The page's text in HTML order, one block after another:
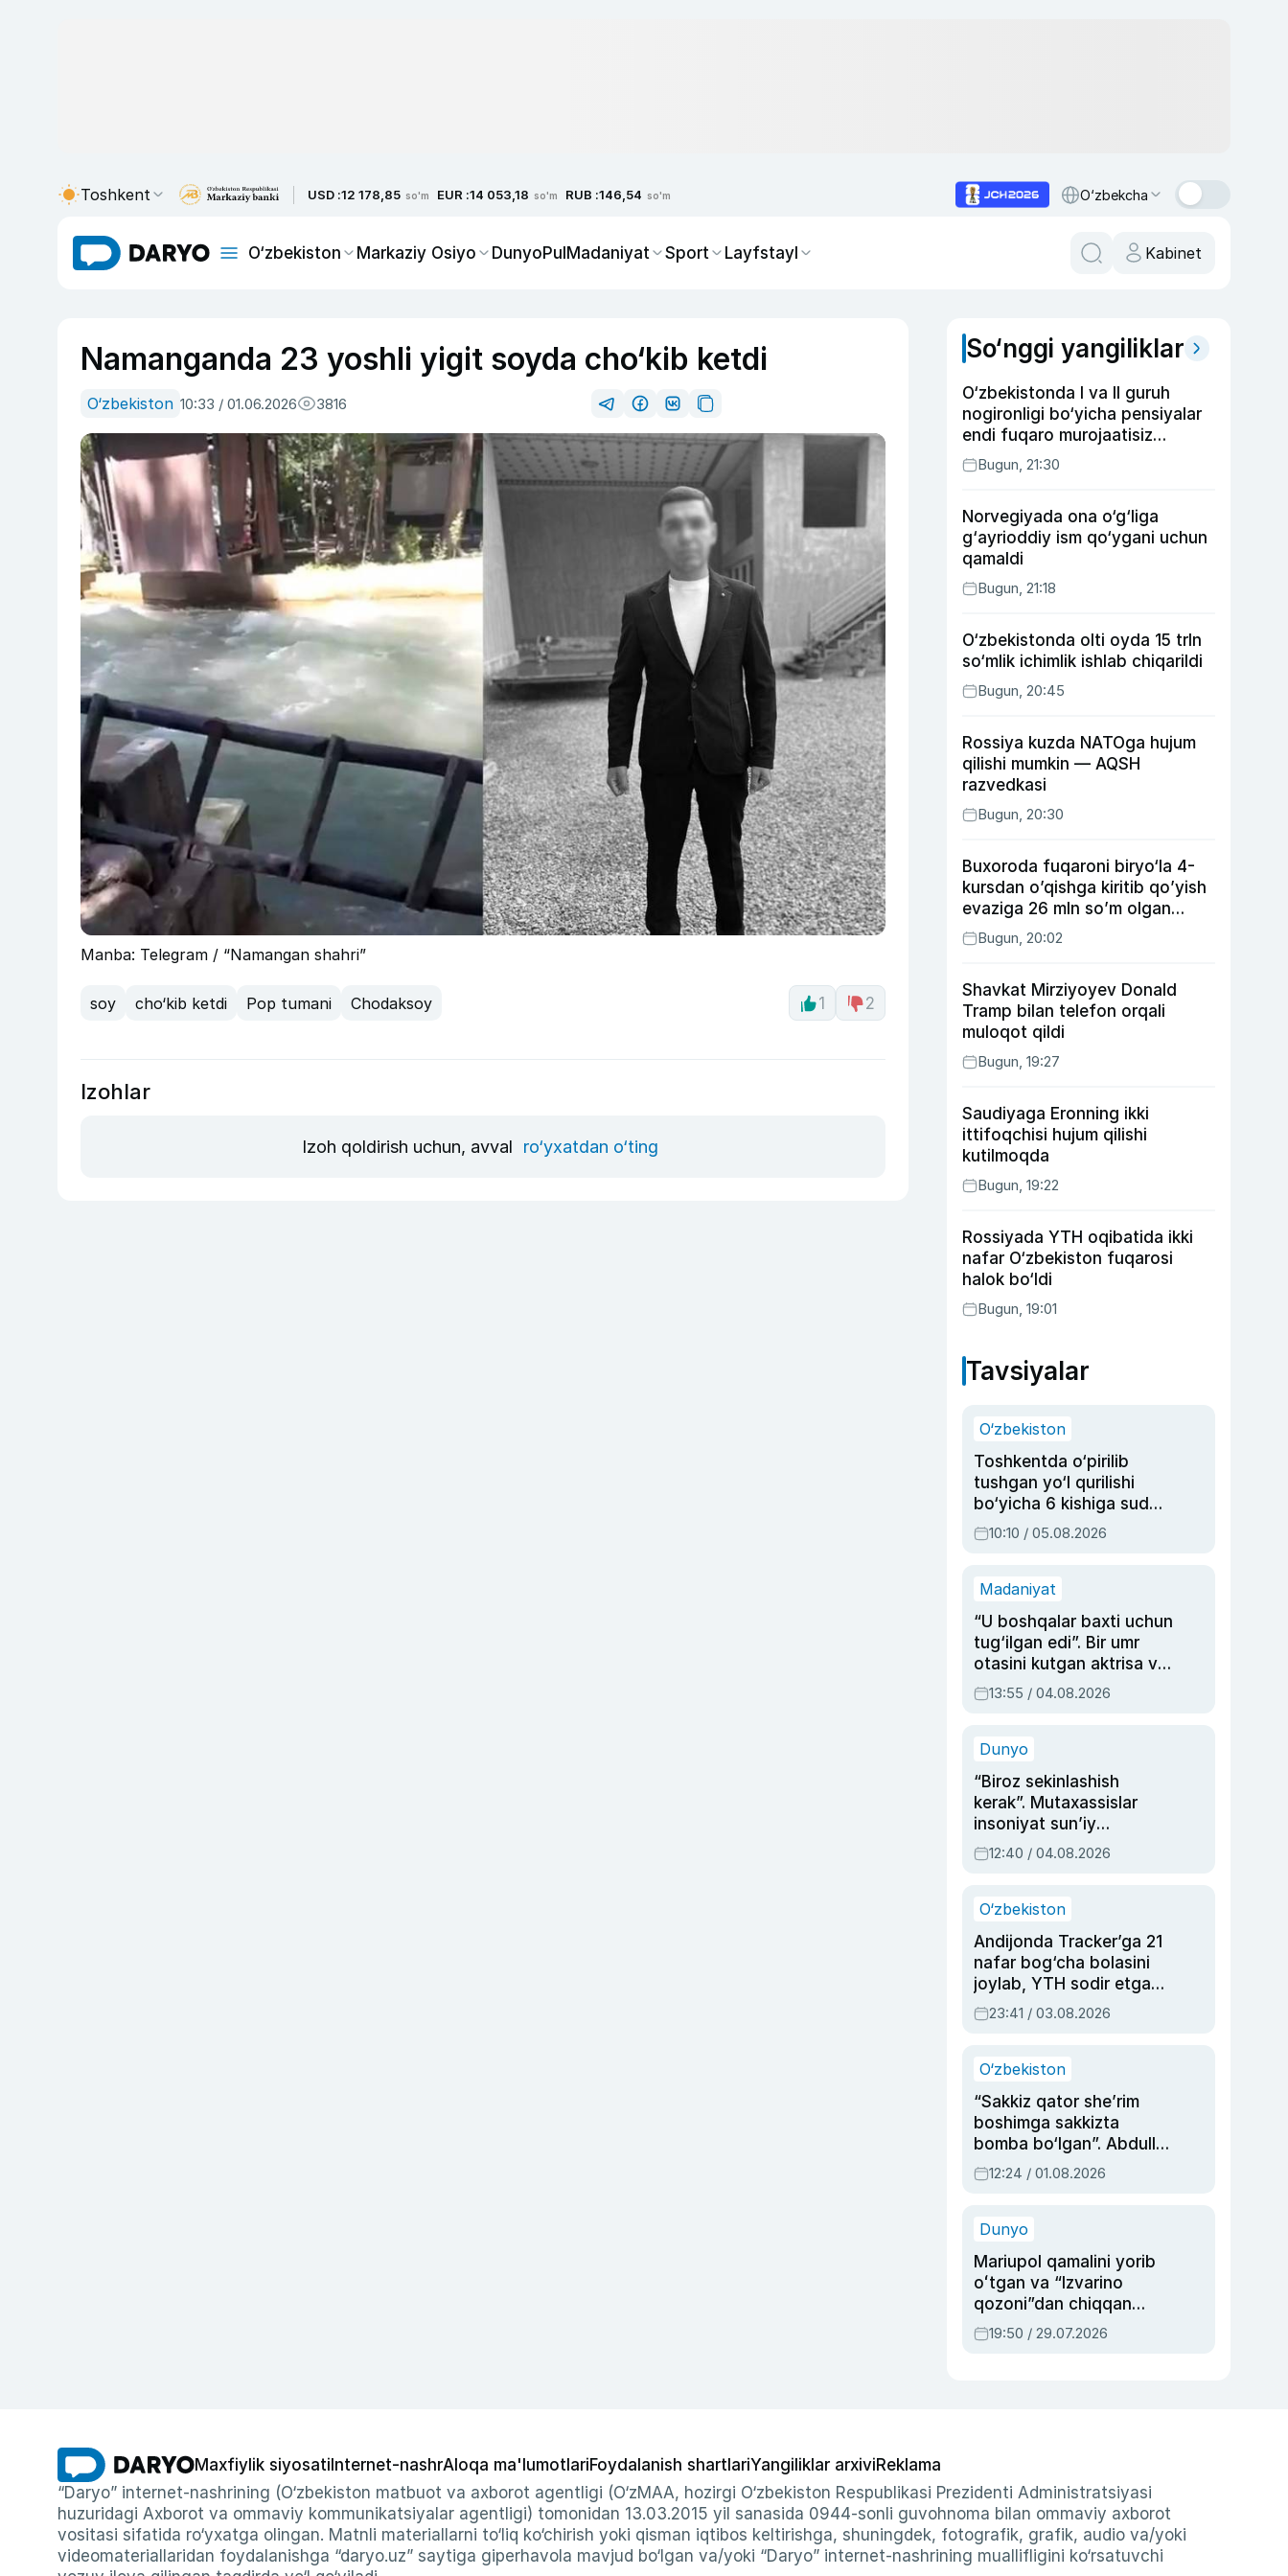
Toshkent USD :12 178,85 so'm EUR :14 053,18 so'm RUB :146,54 so'm O‘zbekcha
O‘zbekiston Markaziy Osiyo DunyoPulMadaniyat Sport Layfstayl Kabinet
Namanganda 23 yoshli yigit soyda cho‘kib ketdi
O‘zbekiston 10:33 / 01.06.2026 3816
Manba: Telegram / “Namangan shahri”
soy cho‘kib ketdi Pop tumani Chodaksoy 1 2
Izohlar
Izoh qoldirish uchun, avval ro‘yxatdan o‘ting
So‘nggi yangiliklar
O‘zbekistonda I va II guruh
nogironligi bo‘yicha pensiyalar
endi fuqaro murojaatisiz
tayinlanishi mumkin
Bugun, 21:30
Norvegiyada ona o‘g‘liga
g‘ayrioddiy ism qo‘ygani uchun
qamaldi
Bugun, 21:18
O‘zbekistonda olti oyda 15 trln
so‘mlik ichimlik ishlab chiqarildi
Bugun, 20:45
Rossiya kuzda NATOga hujum
qilishi mumkin — AQSH
razvedkasi
Bugun, 20:30
Buxoroda fuqaroni biryo‘la 4-
kursdan o’qishga kiritib qo’yish
evaziga 26 mln so’m olgan
shaxs ushlandi
Bugun, 20:02
Shavkat Mirziyoyev Donald
Tramp bilan telefon orqali
muloqot qildi
Bugun, 19:27
Saudiyaga Eronning ikki
ittifoqchisi hujum qilishi
kutilmoqda
Bugun, 19:22
Rossiyada YTH oqibatida ikki
nafar O‘zbekiston fuqarosi
halok bo‘ldi
Bugun, 19:01
Tavsiyalar
O‘zbekiston
Toshkentda o‘pirilib
tushgan yo‘l qurilishi
bo‘yicha 6 kishiga sud
hukmi o‘qildi
10:10 / 05.08.2026
Madaniyat
“U boshqalar baxti uchun
tug‘ilgan edi”. Bir umr
otasini kutgan aktrisa va
dublyaj ustasi Rimma
Ahmedovaning
13:55 / 04.08.2026
Dunyo
“Biroz sekinlashish
kerak”. Mutaxassislar
insoniyat sun’iy
intellektni boshqara
olmay qolishidan xavotir
12:40 / 04.08.2026
O‘zbekiston
Andijonda Tracker’ga 21
nafar bog‘cha bolasini
joylab, YTH sodir etgan
ayolga sud hukmi o‘qildi
23:41 / 03.08.2026
O‘zbekiston
“Sakkiz qator she’rim
boshimga sakkizta
bomba bo‘lgan”. Abdulla
Oripovni siyosiy
ayblovlardan asrab
12:24 / 01.08.2026
Dunyo
Mariupol qamalini yorib
oʻtgan va “Izvarino
qozoni”dan chiqqan
qahramon — Ukraina
armiyasi bosh
19:50 / 29.07.2026
Maxfiylik siyosati Internet-nashrAloqa ma'lumotlariFoydalanish shartlariYangiliklar arxiviReklama
“Daryo” internet-nashrining (O‘zbekiston matbuot va axborot agentligi (O‘zMAA, hozirgi O‘zbekiston Respublikasi Prezidenti Administratsiyasi
huzuridagi Axborot va ommaviy kommunikatsiyalar agentligi) tomonidan 13.03.2015 yil sanasida 0944-sonli guvohnoma bilan ommaviy axborot
vositasi sifatida ro‘yxatga olingan. Matnli materiallarni to‘liq ko‘chirish yoki qisman iqtibos keltirishga, shuningdek, fotografik, grafik, audio va/yoki
videomateriallaridan foydalanishga “daryo.uz” saytiga giperhavola mavjud bo‘lgan va/yoki “Daryo” internet-nashrining muallifligini ko‘rsatuvchi